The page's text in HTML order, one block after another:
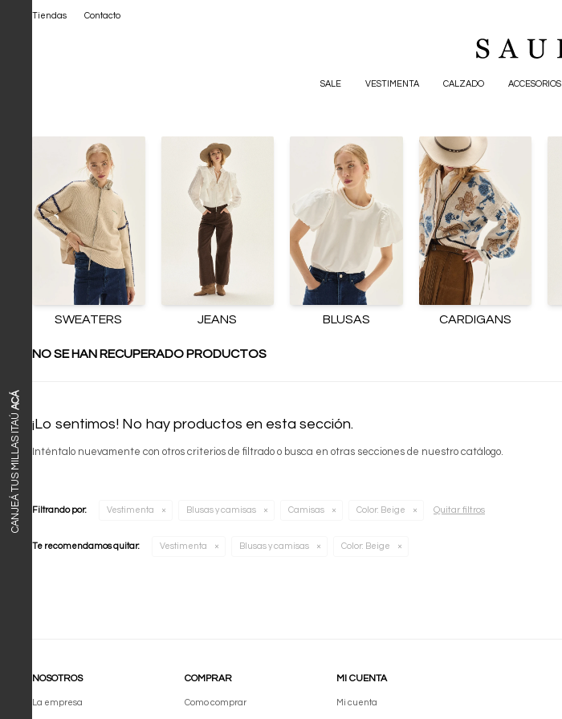
SALE VESTIMENTA CALZADO ACCESORIOS
Tiendas Contacto
CANJEÁ TUS MILLAS ITAÚ
ACÁ
SWEATERS JEANS BLUSAS CARDIGANS
NO SE HAN RECUPERADO PRODUCTOS
¡Lo sentimos! No hay productos en esta sección.
Inténtalo nuevamente con otros criterios de filtrado o busca en otras secciones de nuestro catálogo.
Filtrando por: Vestimenta Blusas y camisas Camisas Color: Beige Quitar filtros
Te recomendamos quitar: Vestimenta Blusas y camisas Color: Beige
NOSOTROS
La empresa
COMPRAR
Como comprar
MI CUENTA
Mi cuenta